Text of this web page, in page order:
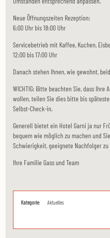
Neue Öffnungszeiten Rezeption:
6:00 Uhr bis 18:00 Uhr
Servicebetrieb mit Kaffee, Kuchen,
12:00 bis 17:00 Uhr
Danach stehen Ihnen, wie gewohnt,
WICHTIG: Bitte beachten Sie, dass
wollen, teilen Sie dies bitte bis
Selbst-Check-in.
Generell bietet ein Hotel Garni ja nur
bequem wie möglich zu machen und
Schwierigkeit, geeignete Nachfolger
Ihre Familie Gass und Team
Kategorie: Aktuelles